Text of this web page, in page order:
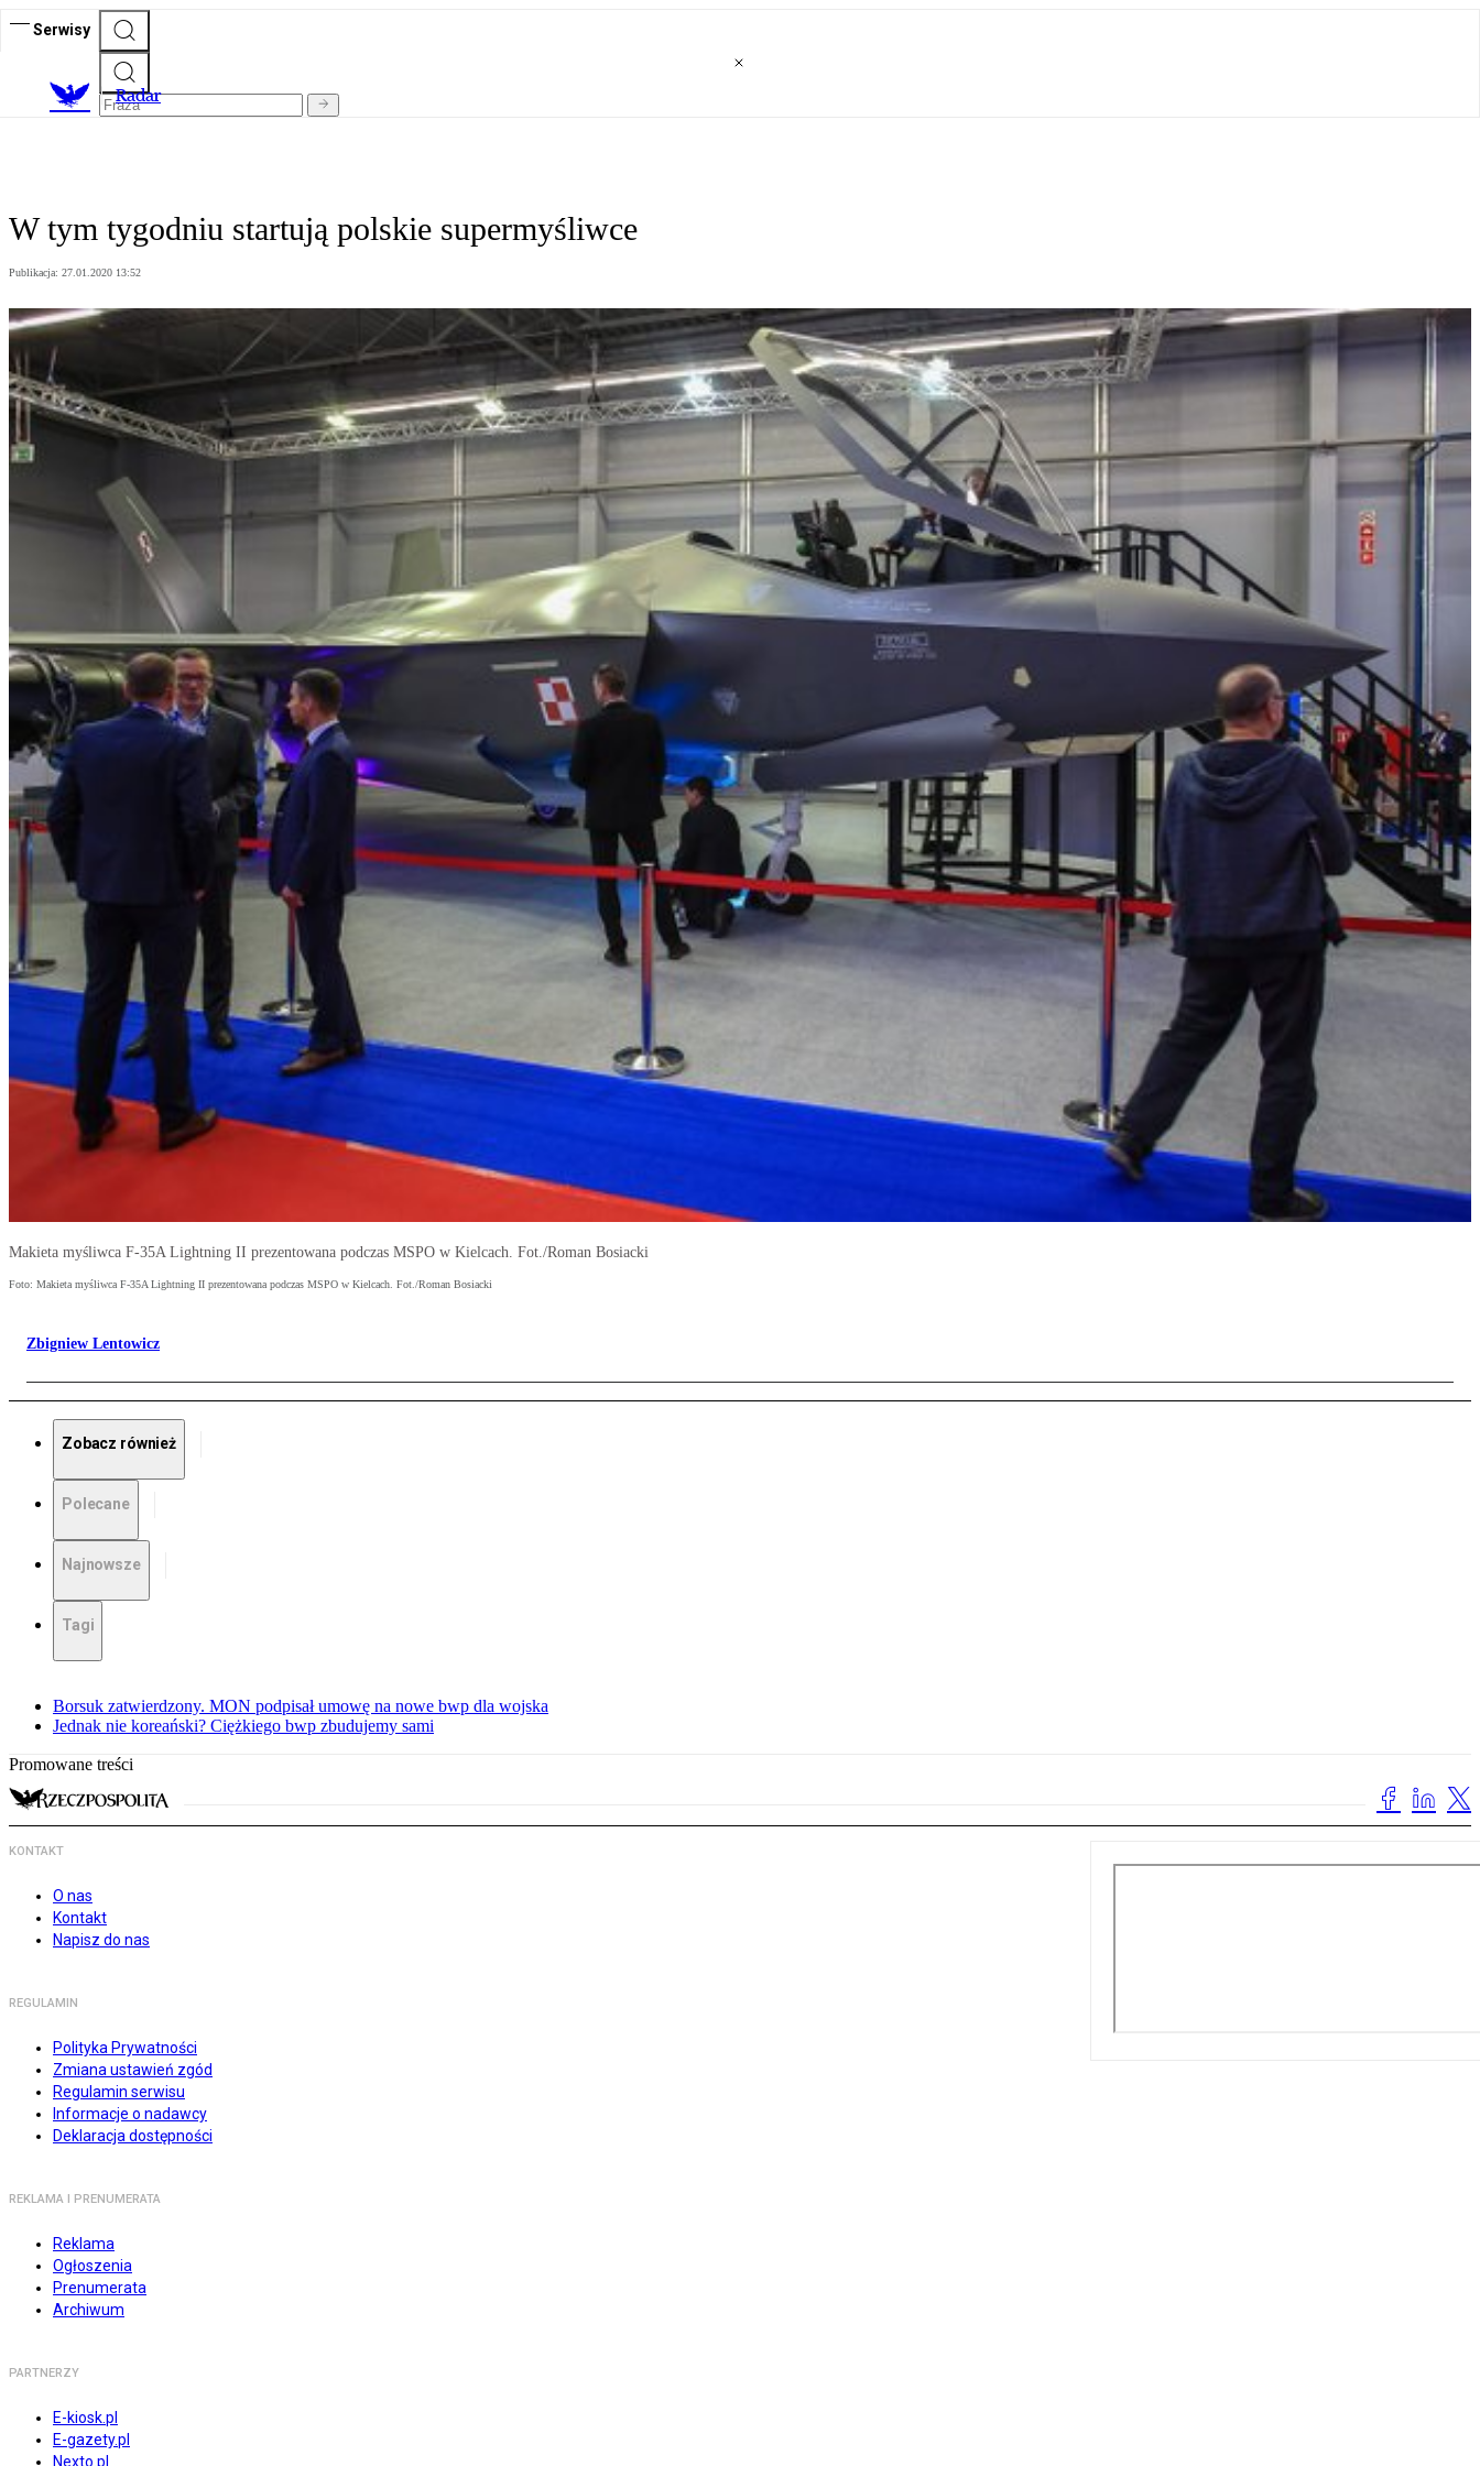
Serwisy
Radar
W tym tygodniu startują polskie supermyśliwce
Publikacja: 27.01.2020 13:52
Makieta myśliwca F-35A Lightning II prezentowana podczas MSPO w Kielcach. Fot./Roman Bosiacki
Foto: Makieta myśliwca F-35A Lightning II prezentowana podczas MSPO w Kielcach. Fot./Roman Bosiacki
Zbigniew Lentowicz
Zobacz również
Polecane
Najnowsze
Tagi
Borsuk zatwierdzony. MON podpisał umowę na nowe bwp dla wojska
Jednak nie koreański? Ciężkiego bwp zbudujemy sami
Promowane treści
KONTAKT
O nas
Kontakt
Napisz do nas
REGULAMIN
Polityka Prywatności
Zmiana ustawień zgód
Regulamin serwisu
Informacje o nadawcy
Deklaracja dostępności
REKLAMA I PRENUMERATA
Reklama
Ogłoszenia
Prenumerata
Archiwum
PARTNERZY
E-kiosk.pl
E-gazety.pl
Nexto.pl